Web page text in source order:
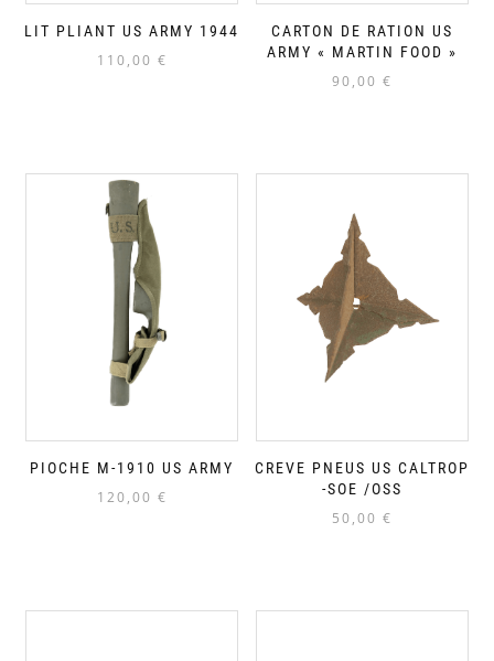
LIT PLIANT US ARMY 1944
110,00 €
CARTON DE RATION US
ARMY « MARTIN FOOD »
90,00 €
PIOCHE M-1910 US ARMY
120,00 €
CREVE PNEUS US CALTROP
-SOE /OSS
50,00 €